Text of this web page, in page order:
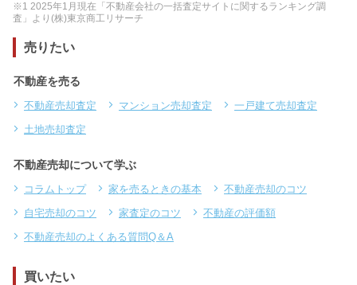
※1 2025年1月現在「不動産会社の一括査定サイトに関するランキング調
査」より(株)東京商工リサーチ
売りたい
不動産を売る
不動産売却査定 マンション売却査定
一戸建て売却査定
土地売却査定
不動産売却について学ぶ
コラムトップ 家を売るときの基本
不動産売却のコツ
自宅売却のコツ
家査定のコツ
不動産の評価額
不動産売却のよくある質問Q＆A
買いたい